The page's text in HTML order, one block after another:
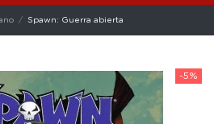
Spawn: Guerra abierta
-5%